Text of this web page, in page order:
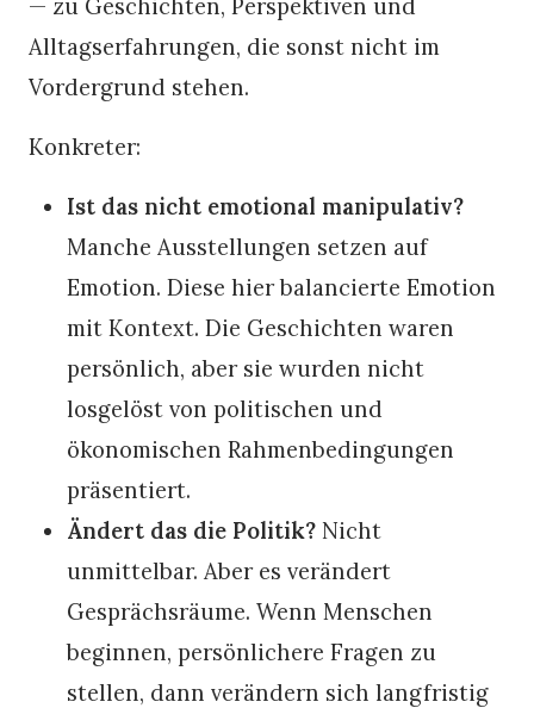
Alltagserfahrungen, die sonst nicht im
Vordergrund stehen.
Konkreter:
Ist das nicht emotional manipulativ?
Manche Ausstellungen setzen auf
Emotion. Diese hier balancierte Emotion
mit Kontext. Die Geschichten waren
persönlich, aber sie wurden nicht
losgelöst von politischen und
ökonomischen Rahmenbedingungen
präsentiert.
Ändert das die Politik? Nicht
unmittelbar. Aber es verändert
Gesprächsräume. Wenn Menschen
beginnen, persönlichere Fragen zu
stellen, dann verändern sich langfristig